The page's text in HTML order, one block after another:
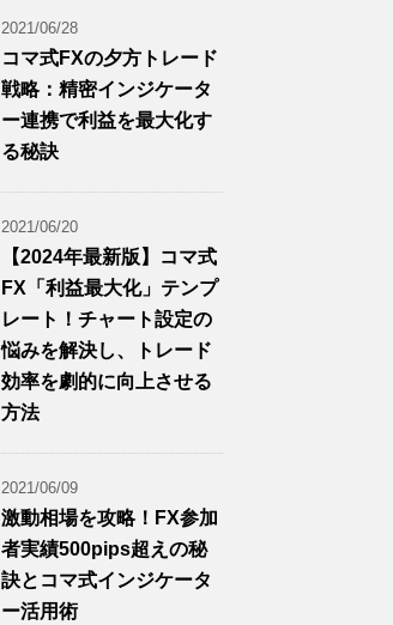
2021/06/28
コマ式FXの夕方トレード
戦略：精密インジケータ
ー連携で利益を最大化す
る秘訣
2021/06/20
【2024年最新版】コマ式
FX「利益最大化」テンプ
レート！チャート設定の
悩みを解決し、トレード
効率を劇的に向上させる
方法
2021/06/09
激動相場を攻略！FX参加
者実績500pips超えの秘
訣とコマ式インジケータ
ー活用術